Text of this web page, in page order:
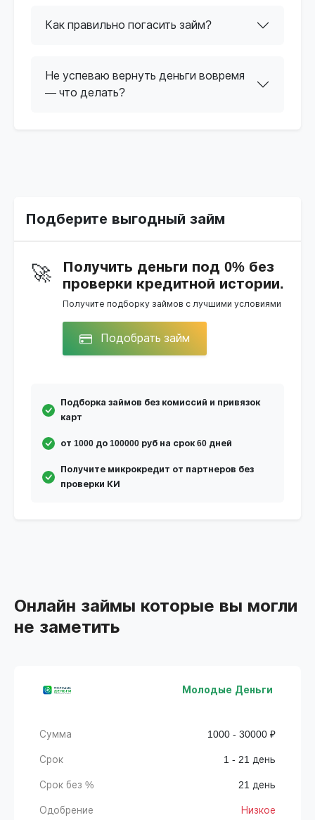
Как правильно погасить займ?
Не успеваю вернуть деньги вовремя
— что делать?
Подберите выгодный займ
🚀
Получить деньги под 0% без
проверки кредитной истории.
Получите подборку займов с лучшими условиями
Подобрать займ
Подборка займов без комиссий и привязок
карт
от 1000 до 100000 руб на срок 60 дней
Получите микрокредит от партнеров без
проверки КИ
Онлайн займы которые вы могли
не заметить
Молодые Деньги
Сумма 1000 - 30000 ₽
Срок 1 - 21 день
Срок без % 21 день
Одобрение Низкое